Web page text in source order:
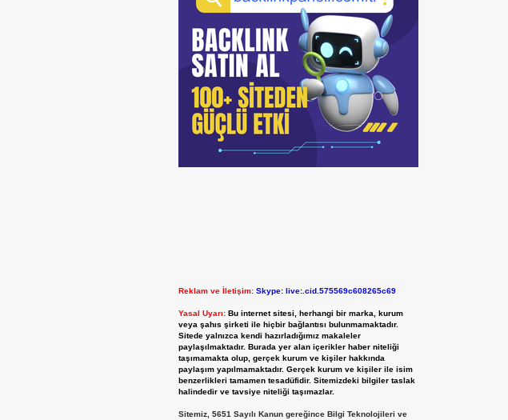
Reklam ve İletişim: Skype: live:.cid.575569c608265c69
Yasal Uyarı: Bu internet sitesi, herhangi bir marka, kurum
veya şahıs şirketi ile hiçbir bağlantısı bulunmamaktadır.
Sitede yalnızca kendi hazırladığımız makaleler
paylaşılmaktadır. Burada yer alan içerikler haber niteliği
taşımamakta olup, gerçek kurum ve kişiler hakkında
paylaşım yapılmamaktadır. Gerçek kurum ve kişiler ile isim
benzerlikleri tamamen tesadüfidir. Sitemizdeki bilgiler taslak
halindedir ve tavsiye niteliği taşımazlar.
Sitemiz, 5651 Sayılı Kanun gereğince Bilgi Teknolojileri ve